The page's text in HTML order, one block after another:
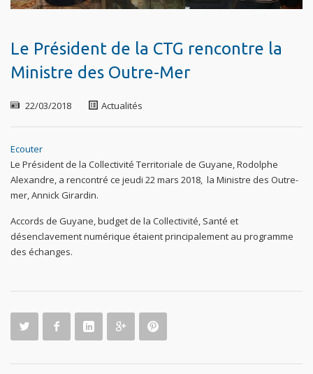
Le Président de la CTG rencontre la
Ministre des Outre-Mer
22/03/2018 Actualités
Ecouter
Le Président de la Collectivité Territoriale de Guyane, Rodolphe
Alexandre, a rencontré ce jeudi 22 mars 2018, la Ministre des Outre-
mer, Annick Girardin.
Accords de Guyane, budget de la Collectivité, Santé et
désenclavement numérique étaient principalement au programme
des échanges.